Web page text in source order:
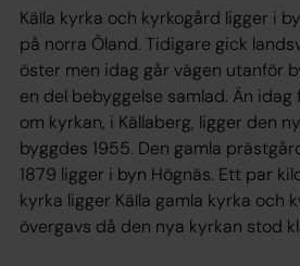
Källa kyrka och kyrkogård ligger i
på norra Öland. Tidigare gick
öster men idag går vägen utanför
en del bebyggelse samlad. Än idag
om kyrkan, i Källaberg, ligger den
byggdes 1955. Den gamla
1879 ligger i byn Högnäs. Ett par
kyrka ligger Källa gamla kyrka och
övergavs då den nya kyrkan stod